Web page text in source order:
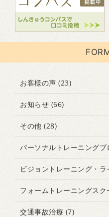
お客様の声 (23)
お知らせ (66)
その他 (28)
パーソナルトレーニングブ
ビジョントレーニング・
フォームトレーニングスク
交通事故治療 (7)